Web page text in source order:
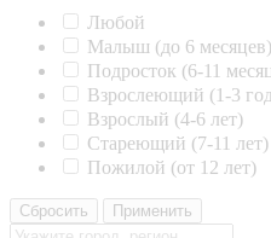
Любой
Малыш (до 6 месяцев)
Подросток (6-11
Взрослеющий (1-3
Взрослый (4-6 лет)
Стареющий (7-11 лет)
Пожилой (от 12 лет)
Сбросить Применить